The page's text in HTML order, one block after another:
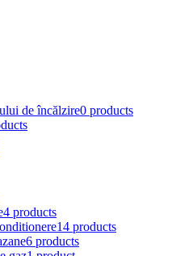
de încălzire0 products
4 products
14 products
6 products